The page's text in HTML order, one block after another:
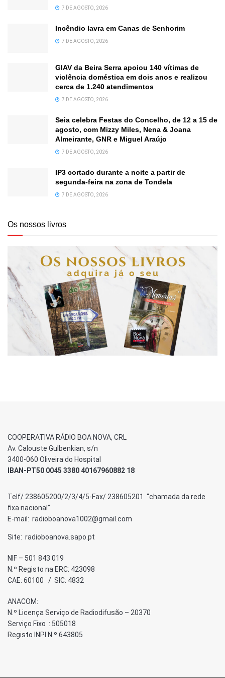
7 DE AGOSTO, 2026
Incêndio lavra em Canas de Senhorim
7 DE AGOSTO, 2026
GIAV da Beira Serra apoiou 140 vítimas de
violência doméstica em dois anos e realizou
cerca de 1.240 atendimentos
7 DE AGOSTO, 2026
Seia celebra Festas do Concelho, de 12 a 15 de
agosto, com Mizzy Miles, Nena & Joana
Almeirante, GNR e Miguel Araújo
7 DE AGOSTO, 2026
IP3 cortado durante a noite a partir de
segunda-feira na zona de Tondela
7 DE AGOSTO, 2026
Os nossos livros
COOPERATIVA RÁDIO BOA NOVA, CRL
Av. Calouste Gulbenkian, s/n
3400-060 Oliveira do Hospital
IBAN-PT50 0045 3380 40167960882 18
Telf/ 238605200/2/3/4/5-Fax/ 238605201 “chamada da rede
fixa nacional”
E-mail: radioboanova1002@gmail.com
Site: radioboanova.sapo.pt
NIF – 501 843 019
N.º Registo na ERC: 423098
CAE: 60100 / SIC: 4832
ANACOM:
N.º Licença Serviço de Radiodifusão – 20370
Serviço Fixo : 505018
Registo INPI N.º 643805